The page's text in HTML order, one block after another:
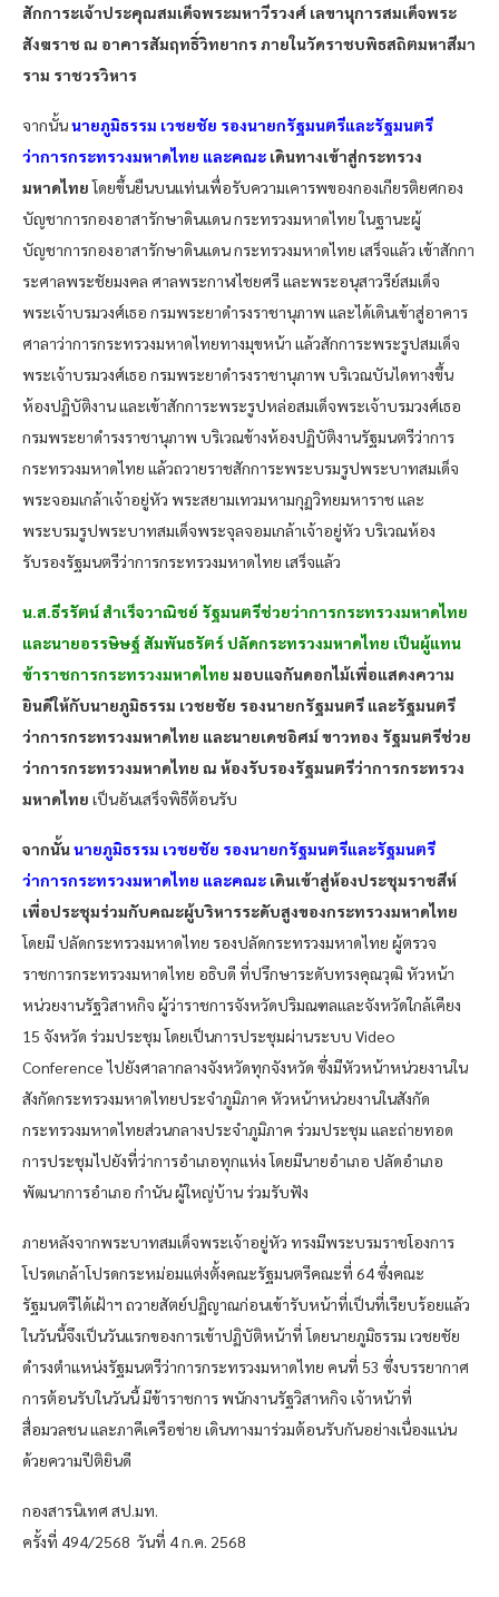
สักการะเจ้าประคุณสมเด็จพระมหาวีรวงศ์ เลขานุการสมเด็จพระ
สังฆราช ณ อาคารสัมฤทธิ์วิทยากร ภายในวัดราชบพิธสถิตมหาสีมา
ราม ราชวรวิหาร
จากนั้นนายภูมิธรรม เวชยชัย รองนายกรัฐมนตรีและรัฐมนตรี
ว่าการกระทรวงมหาดไทย และคณะ เดินทางเข้าสู่กระทรวง
มหาดไทยโดยขึ้นยืนบนแท่นเพื่อรับความเคารพของกองเกียรติยศกอง
บัญชาการกองอาสารักษาดินแดน กระทรวงมหาดไทย ในฐานะผู้
บัญชาการกองอาสารักษาดินแดน กระทรวงมหาดไทย เสร็จแล้ว เข้าสักกา
ระศาลพระชัยมงคล ศาลพระกาฬไชยศรี และพระอนุสาวรีย์สมเด็จ
พระเจ้าบรมวงศ์เธอ กรมพระยาดำรงราชานุภาพ และได้เดินเข้าสู่อาคาร
ศาลาว่าการกระทรวงมหาดไทยทางมุขหน้า แล้วสักการะพระรูปสมเด็จ
พระเจ้าบรมวงศ์เธอ กรมพระยาดำรงราชานุภาพ บริเวณบันไดทางขึ้น
ห้องปฏิบัติงาน และเข้าสักการะพระรูปหล่อสมเด็จพระเจ้าบรมวงศ์เธอ
กรมพระยาดำรงราชานุภาพ บริเวณข้างห้องปฏิบัติงานรัฐมนตรีว่าการ
กระทรวงมหาดไทย แล้วถวายราชสักการะพระบรมรูปพระบาทสมเด็จ
พระจอมเกล้าเจ้าอยู่หัว พระสยามเทวมหามกุฏวิทยมหาราช และ
พระบรมรูปพระบาทสมเด็จพระจุลจอมเกล้าเจ้าอยู่หัว บริเวณห้อง
รับรองรัฐมนตรีว่าการกระทรวงมหาดไทย เสร็จแล้ว
น.ส.ธีรรัตน์ สำเร็จวาณิชย์ รัฐมนตรีช่วยว่าการกระทรวงมหาดไทย
และนายอรรษิษฐ์ สัมพันธรัตร์ ปลัดกระทรวงมหาดไทย เป็นผู้แทน
ข้าราชการกระทรวงมหาดไทย มอบแจกันดอกไม้เพื่อแสดงความ
ยินดีให้กับนายภูมิธรรม เวชยชัย รองนายกรัฐมนตรี และรัฐมนตรี
ว่าการกระทรวงมหาดไทย และนายเดชอิศม์ ขาวทอง รัฐมนตรีช่วย
ว่าการกระทรวงมหาดไทย ณ ห้องรับรองรัฐมนตรีว่าการกระทรวง
มหาดไทย เป็นอันเสร็จพิธีต้อนรับ
จากนั้นนายภูมิธรรม เวชยชัย รองนายกรัฐมนตรีและรัฐมนตรี
ว่าการกระทรวงมหาดไทย และคณะ เดินเข้าสู่ห้องประชุมราชสีห์
เพื่อประชุมร่วมกับคณะผู้บริหารระดับสูงของกระทรวงมหาดไทย
โดยมี ปลัดกระทรวงมหาดไทย รองปลัดกระทรวงมหาดไทย ผู้ตรวจ
ราชการกระทรวงมหาดไทย อธิบดี ที่ปรึกษาระดับทรงคุณวุฒิ หัวหน้า
หน่วยงานรัฐวิสาหกิจ ผู้ว่าราชการจังหวัดปริมณฑลและจังหวัดใกล้เคียง
15 จังหวัด ร่วมประชุม โดยเป็นการประชุมผ่านระบบ Video
Conference ไปยังศาลากลางจังหวัดทุกจังหวัด ซึ่งมีหัวหน้าหน่วยงานใน
สังกัดกระทรวงมหาดไทยประจำภูมิภาค หัวหน้าหน่วยงานในสังกัด
กระทรวงมหาดไทยส่วนกลางประจำภูมิภาค ร่วมประชุม และถ่ายทอด
การประชุมไปยังที่ว่าการอำเภอทุกแห่ง โดยมีนายอำเภอ ปลัดอำเภอ
พัฒนาการอำเภอ กำนัน ผู้ใหญ่บ้าน ร่วมรับฟัง
ภายหลังจากพระบาทสมเด็จพระเจ้าอยู่หัว ทรงมีพระบรมราชโองการ
โปรดเกล้าโปรดกระหม่อมแต่งตั้งคณะรัฐมนตรีคณะที่ 64 ซึ่งคณะ
รัฐมนตรีได้เฝ้าฯ ถวายสัตย์ปฏิญาณก่อนเข้ารับหน้าที่เป็นที่เรียบร้อยแล้ว
ในวันนี้จึงเป็นวันแรกของการเข้าปฏิบัติหน้าที่ โดยนายภูมิธรรม เวชยชัย
ดำรงตำแหน่งรัฐมนตรีว่าการกระทรวงมหาดไทย คนที่ 53 ซึ่งบรรยากาศ
การต้อนรับในวันนี้ มีข้าราชการ พนักงานรัฐวิสาหกิจ เจ้าหน้าที่
สื่อมวลชน และภาคีเครือข่าย เดินทางมาร่วมต้อนรับกันอย่างเนื่องแน่น
ด้วยความปีติยินดี
กองสารนิเทศ สป.มท.
ครั้งที่ 494/2568 วันที่ 4 ก.ค. 2568